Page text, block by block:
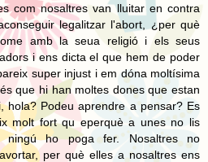
com nosaltres van lluitar en contra
legalitzar l'abort, ¿per què
amb la seua religió i els seus
i ens dicta el que hem de poder
super injust i em dóna moltísima
que hi han moltes dones que estan
hola? Podeu aprendre a pensar? Es
molt fort qu eperquè a unes no lis
ningú ho poga fer. Nosaltres no
per què elles a nosaltres ens